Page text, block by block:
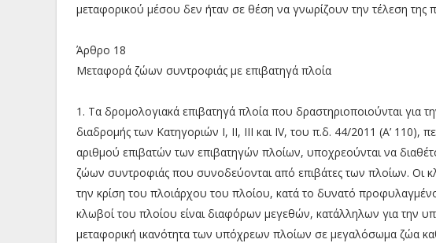
μεταφορικού μέσου δεν ήταν σε θέση να γνωρίζουν την τέλεση της
Άρθρο 18
Μεταφορά ζώων συντροφιάς με επιβατηγά πλοία
1. Τα δρομολογιακά επιβατηγά πλοία που δραστηριοποιούνται για
διαδρομής των Κατηγοριών I, II, III και IV, του π.δ. 44/2011 (Α’ 110),
αριθμού επιβατών των επιβατηγών πλοίων, υποχρεούνται να
ζώων συντροφιάς που συνοδεύονται από επιβάτες των πλοίων. Οι
την κρίση του πλοιάρχου του πλοίου, κατά το δυνατό προφυλαγμένο
κλωβοί του πλοίου είναι διαφόρων μεγεθών, κατάλληλων για την
μεταφορική ικανότητα των υπόχρεων πλοίων σε μεγαλόσωμα ζώα